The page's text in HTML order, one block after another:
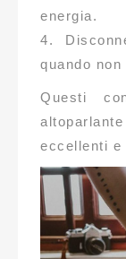
energia.
4.
quando non
Questi
eccellenti e